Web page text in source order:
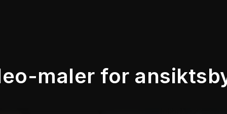
maler for